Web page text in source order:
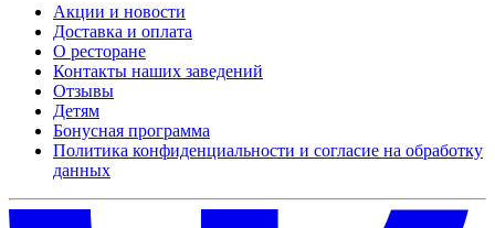
Акции и новости
Доставка и оплата
О ресторане
Контакты наших заведений
Отзывы
Детям
Бонусная программа
Политика конфиденциальности и согласие на обработку
данных